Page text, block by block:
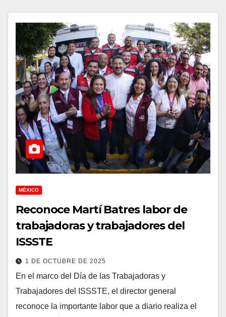
MÉXICO
Reconoce Martí Batres labor de
trabajadoras y trabajadores del
ISSSTE
1 DE OCTUBRE DE 2025
En el marco del Día de las Trabajadoras y
Trabajadores del ISSSTE, el director general
reconoce la importante labor que a diario realiza el